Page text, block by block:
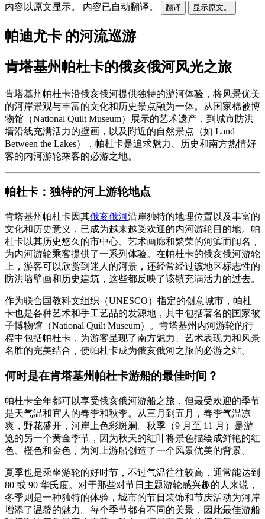
内容以原文显示。 内容已自动翻译。 翻译 显示原文。
帕迪尤卡 的河流巡游
肯塔基州帕杜卡的俄亥俄河风光之旅
肯塔基州帕杜卡沿俄亥俄河提供独特的游河体验，将风景优美
的河岸景观与丰富的文化和历史景点融为一体。从国家棉被博
物馆（National Quilt Museum）展示的艺术遗产，到城市防洪
墙沿线充满活力的壁画，以及附近的自然景点（如 Land
Between the Lakes），帕杜卡是追求魅力、历史和南方热情好
客的内河游轮乘客的必游之地。
帕杜卡：独特的河上游轮地点
肯塔基州帕杜卡因其俄亥俄河沿岸独特的地理位置以及丰富的
文化和历史意义，已成为越来越受欢迎的内河游轮目的地。帕
杜卡以其历史悠久的市中心、艺术画廊和繁荣的河滨而闻名，
为内河游轮乘客提供了一系列体验。在帕杜卡的俄亥俄河游轮
上，游客可以欣赏到迷人的河景，还经常经过该地区标志性的
防洪墙壁画和历史建筑，这些都反映了该镇充满活力的过去。
作为联合国教科文组织（UNESCO）指定的创意城市，帕杜
卡也是各种艺术和手工艺品的发源地，其中包括著名的国家被
子博物馆（National Quilt Museum）。肯塔基州内河游轮的行
程中包括帕杜卡，为游客呈现了南方魅力、艺术表现力和风景
名胜的完美结合，使帕杜卡成为俄亥俄河之旅的必游之站。
何时是在肯塔基州帕杜卡游船的最佳时间？
帕杜卡全年都可以享受俄亥俄河游船之旅，但最受欢迎的季节
是天气温和宜人的春季和秋季。从三月到五月，春季气温凉
爽，野花盛开，河岸上色彩斑斓。秋季（9 月至 11 月）是游
览的另一个黄金季节，因为秋天的红叶将景色描绘成鲜艳的红
色、橙色和金色，为河上游船创造了一个风景优美的背景。
夏季也是乘坐游轮的好时节，不过气温往往较高，通常能达到
80 或 90 华氏度。对于那些对节日主题游轮感兴趣的人来说，
冬季则是一种独特的体验，城市的节日装饰和节庆活动为河岸
增添了温馨的魅力。每个季节都有不同的美景，因此最佳游船